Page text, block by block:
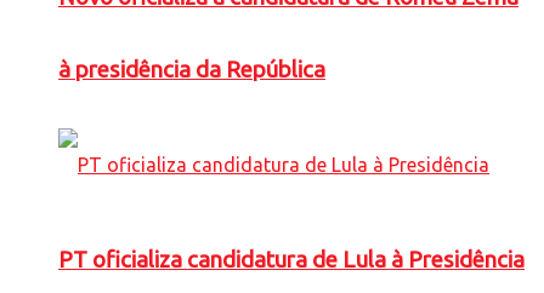
à presidência da República
PT oficializa candidatura de Lula à Presidência